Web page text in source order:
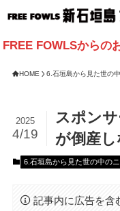
からのお知らせ
HOME 6.石垣島から見た世の
スポン
が倒産
2025
4/19
6.石垣島から見た世の中の
記事内に広告を含